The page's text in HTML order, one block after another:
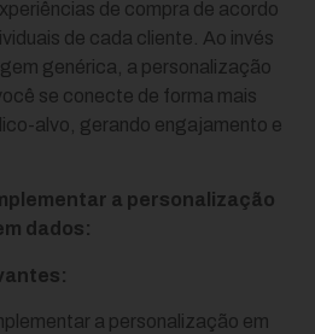
de compra de acordo
de cada cliente. Ao invés
genérica, a personalização
se conecte de forma mais
alvo, gerando engajamento e
a personalização
dados:
a personalização em